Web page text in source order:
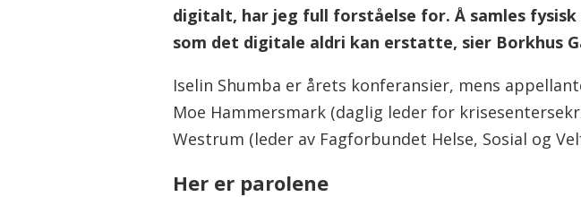
digitalt, har jeg full forståelse for. Å samles
som det digitale aldri kan erstatte, sier Borkhus
Iselin Shumba er årets konferansier, mens
Moe Hammersmark (daglig leder for
Westrum (leder av Fagforbundet Helse, Sosial og
Her er parolene